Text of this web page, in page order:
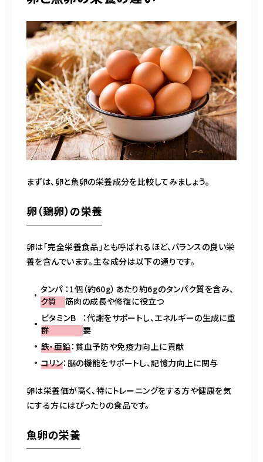
まずは、卵と魚卵の栄養成分を比較してみましょう。
卵（鶏卵）の栄養
卵は「完全栄養食品」とも呼ばれるほど、バランスの良い栄
養を含んでいます。主な成分は以下の通りです。
タンパ
ク質
：1個（約60g）あたり約6gのタンパク質を含み、
筋肉の成長や修復に役立つ
ビタミンB
群
：代謝をサポートし、エネルギーの生成に重
要
鉄・亜鉛：貧血予防や免疫力向上に貢献
コリン：脳の機能をサポートし、記憶力向上に関与
卵は栄養価が高く、特にトレーニングをする方や健康を気
にする方にはぴったりの食品です。
魚卵の栄養